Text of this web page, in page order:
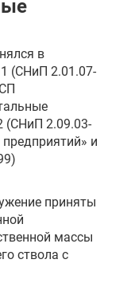
в
(СНиП 2.01.07-
(СНиП 2.09.03-
и
приняты
массы
ствола с